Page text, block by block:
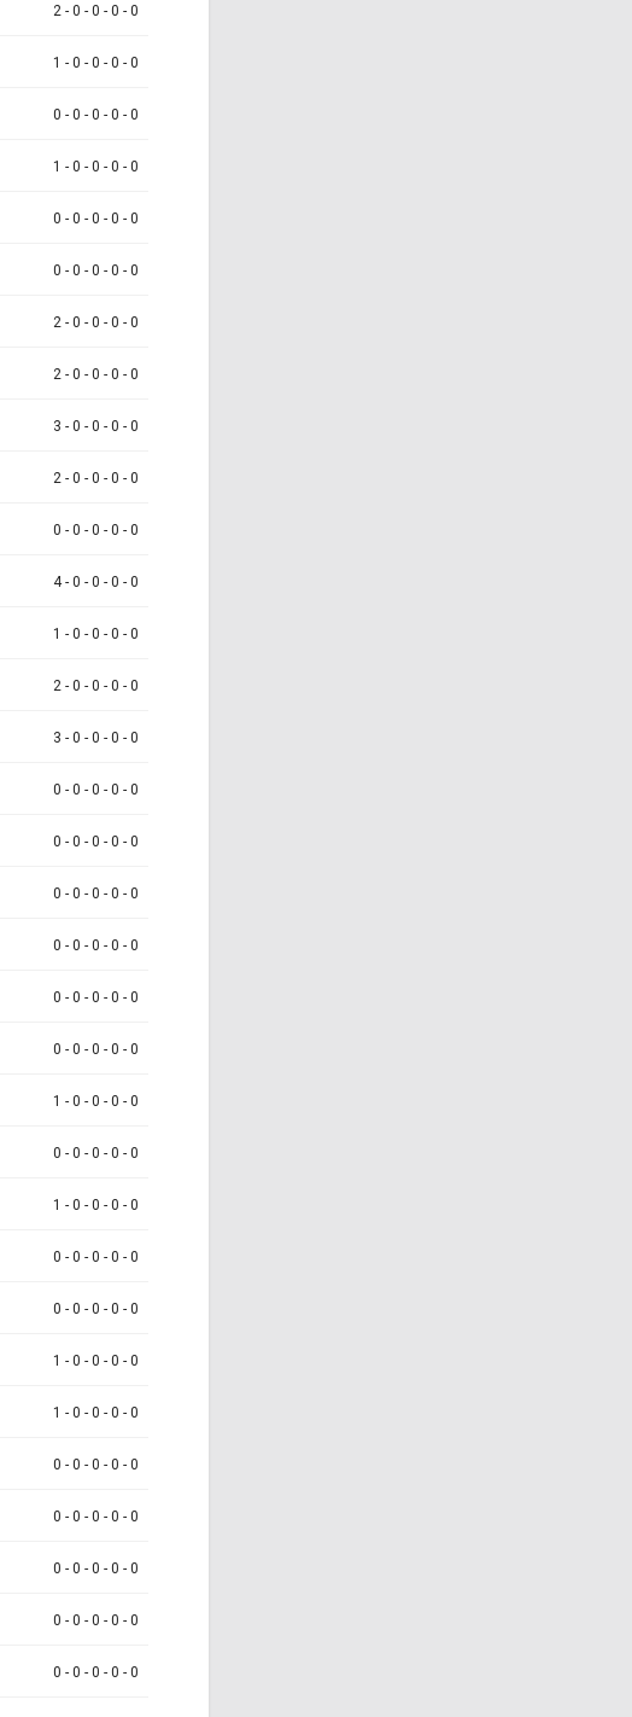
2 - 0 - 0 - 0 - 0
1 - 0 - 0 - 0 - 0
0 - 0 - 0 - 0 - 0
1 - 0 - 0 - 0 - 0
0 - 0 - 0 - 0 - 0
0 - 0 - 0 - 0 - 0
2 - 0 - 0 - 0 - 0
2 - 0 - 0 - 0 - 0
3 - 0 - 0 - 0 - 0
2 - 0 - 0 - 0 - 0
0 - 0 - 0 - 0 - 0
4 - 0 - 0 - 0 - 0
1 - 0 - 0 - 0 - 0
2 - 0 - 0 - 0 - 0
3 - 0 - 0 - 0 - 0
0 - 0 - 0 - 0 - 0
0 - 0 - 0 - 0 - 0
0 - 0 - 0 - 0 - 0
0 - 0 - 0 - 0 - 0
0 - 0 - 0 - 0 - 0
0 - 0 - 0 - 0 - 0
1 - 0 - 0 - 0 - 0
0 - 0 - 0 - 0 - 0
1 - 0 - 0 - 0 - 0
0 - 0 - 0 - 0 - 0
0 - 0 - 0 - 0 - 0
1 - 0 - 0 - 0 - 0
1 - 0 - 0 - 0 - 0
0 - 0 - 0 - 0 - 0
0 - 0 - 0 - 0 - 0
0 - 0 - 0 - 0 - 0
0 - 0 - 0 - 0 - 0
0 - 0 - 0 - 0 - 0